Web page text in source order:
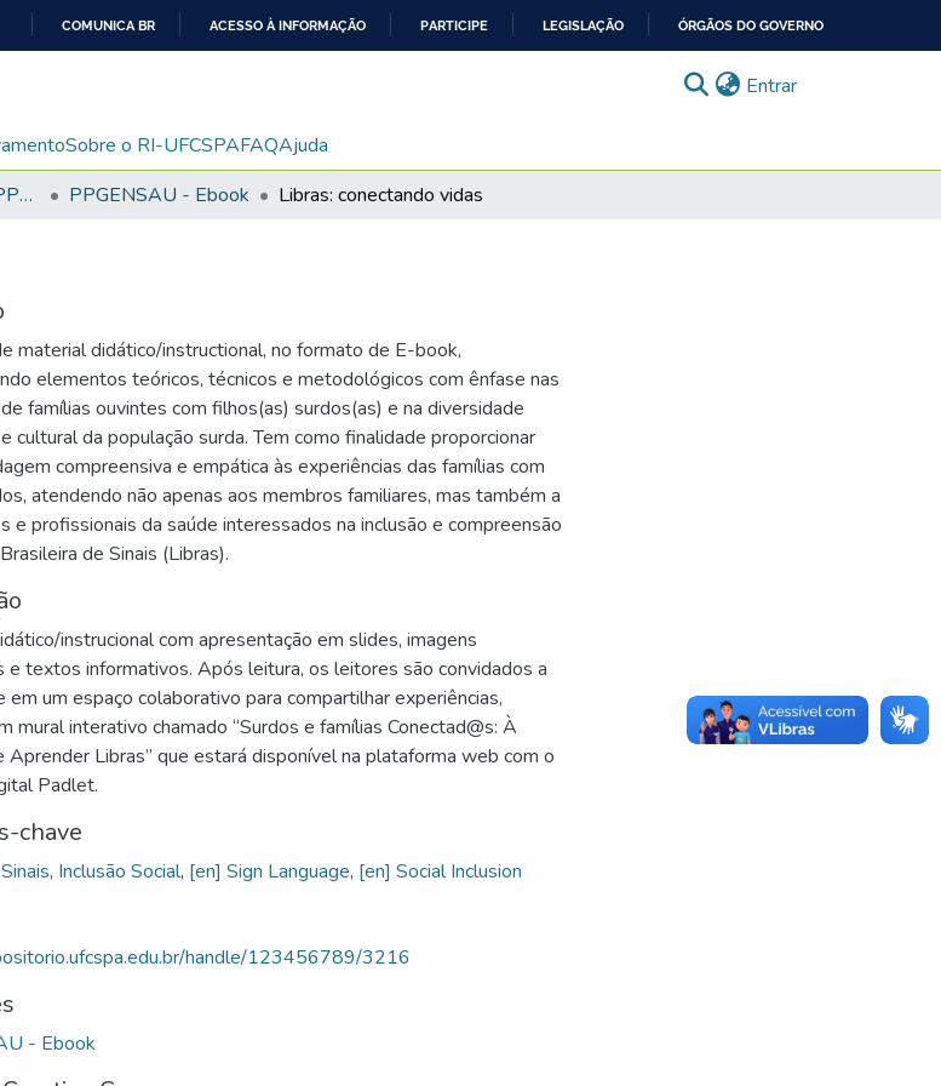
CONTEÚDO
COMUNICA BR ACESSO À INFORMAÇÃO PARTICIPE LEGISLAÇÃO ÓRGÃOS DO GOVERNO
Entrar(current)
Sobre o RI-UFCSPAFAQAjuda
Recursos Educacionais PPGENSAU PPGENSAU - Ebook Libras: conectando vidas
material didático/instructional, no formato de E-book,
elementos teóricos, técnicos e metodológicos com ênfase nas
famílias ouvintes com filhos(as) surdos(as) e na diversidade
cultural da população surda. Tem como finalidade proporcionar
compreensiva e empática às experiências das famílias com
atendendo não apenas aos membros familiares, mas também a
e profissionais da saúde interessados na inclusão e compreensão
de Sinais (Libras).
instrucional com apresentação em slides, imagens
e textos informativos. Após leitura, os leitores são convidados a
em um espaço colaborativo para compartilhar experiências,
mural interativo chamado “Surdos e famílias Conectad@s: À
Aprender Libras” que estará disponível na plataforma web com o
Padlet.
chave
, Inclusão Social, [en] Sign Language, [en] Social Inclusion
handle/123456789/3216
- Ebook